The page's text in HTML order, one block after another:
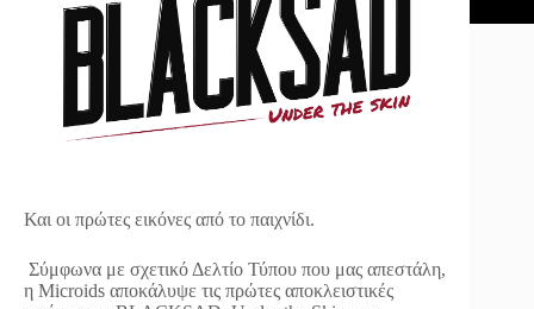
Και οι πρώτες εικόνες από το παιχνίδι.
Σύμφωνα με σχετικό Δελτίο Τύπου που μας απεστάλη,
η Microids αποκάλυψε τις πρώτες αποκλειστικές